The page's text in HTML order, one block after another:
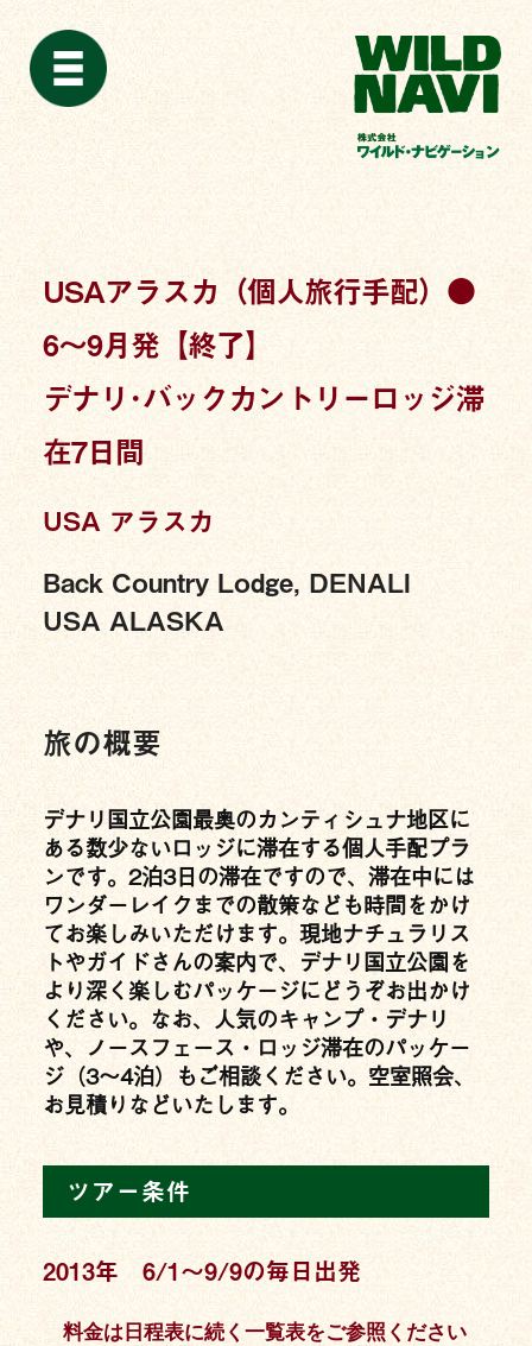
USAアラスカ（個人旅行手配）●
6〜9月発【終了】
デナリ･バックカントリーロッジ滞
在7日間
USA アラスカ
Back Country Lodge, DENALI
USA ALASKA
旅の概要
デナリ国立公園最奥のカンティシュナ地区に
ある数少ないロッジに滞在する個人手配プラ
ンです。2泊3日の滞在ですので、滞在中には
ワンダーレイクまでの散策なども時間をかけ
てお楽しみいただけます。現地ナチュラリス
トやガイドさんの案内で、デナリ国立公園を
より深く楽しむパッケージにどうぞお出かけ
ください。なお、人気のキャンプ・デナリ
や、ノースフェース・ロッジ滞在のパッケー
ジ（3〜4泊）もご相談ください。空室照会、
お見積りなどいたします。
ツアー条件
2013年 6/1〜9/9の毎日出発
料金は日程表に続く一覧表をご参照ください